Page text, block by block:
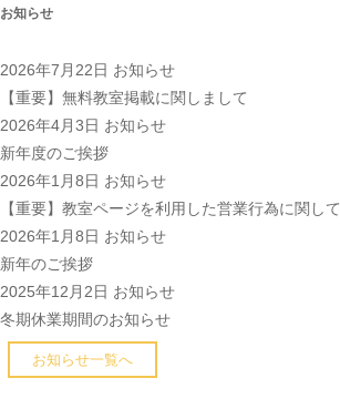
お知らせ
2026年7月22日 お知らせ
【重要】無料教室掲載に関しまして
2026年4月3日 お知らせ
新年度のご挨拶
2026年1月8日 お知らせ
【重要】教室ページを利用した営業行為に関して
2026年1月8日 お知らせ
新年のご挨拶
2025年12月2日 お知らせ
冬期休業期間のお知らせ
お知らせ一覧へ